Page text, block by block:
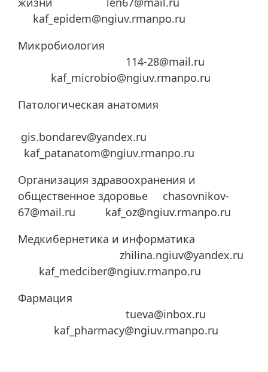
kaf_epidem@ngiuv.rmanpo.ru
Микробиология
114-28@mail.ru
kaf_microbio@ngiuv.rmanpo.ru
Патологическая анатомия
gis.bondarev@yandex.ru
kaf_patanatom@ngiuv.rmanpo.ru
Организация здравоохранения и
общественное здоровье chasovnikov-
67@mail.ru kaf_oz@ngiuv.rmanpo.ru
Медкибернетика и информатика
zhilina.ngiuv@yandex.ru
kaf_medciber@ngiuv.rmanpo.ru
Фармация
tueva@inbox.ru
kaf_pharmacy@ngiuv.rmanpo.ru